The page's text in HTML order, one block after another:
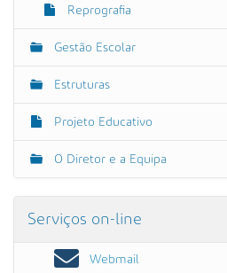
Reprografia
Gestão Escolar
Estruturas
Projeto Educativo
O Diretor e a Equipa
Serviços on-line
Webmail